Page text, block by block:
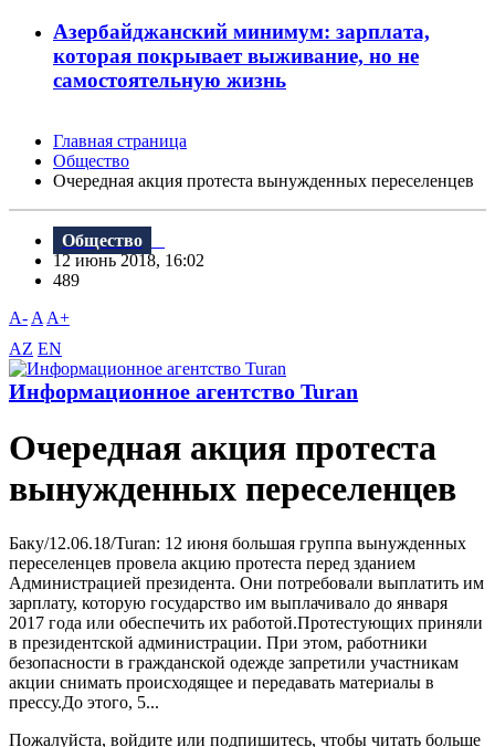
Азербайджанский минимум: зарплата,
которая покрывает выживание, но не
самостоятельную жизнь
Главная страница
Общество
Очередная акция протеста вынужденных переселенцев
Общество
12 июнь 2018, 16:02
489
A- A A+
AZ EN
Информационное агентство Turan
Очередная акция протеста
вынужденных переселенцев
Баку/12.06.18/Turan: 12 июня большая группа вынужденных
переселенцев провела акцию протеста перед зданием
Администрацией президента. Они потребовали выплатить им
зарплату, которую государство им выплачивало до января
2017 года или обеспечить их работой.Протестующих приняли
в президентской администрации. При этом, работники
безопасности в гражданской одежде запретили участникам
акции снимать происходящее и передавать материалы в
прессу.До этого, 5...
Пожалуйста, войдите или подпишитесь, чтобы читать больше